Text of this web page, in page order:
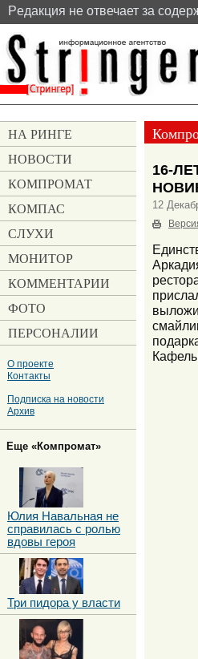
Pедакция не отвечает за
16-
12
НА РИНГЕ
НОВОСТИ
КОМПРОМАТ
КОМПАС
СЛУХИ
МОНИТОР
КОММЕНТАРИИ
ФОТО
ПЕРСОНАЛИИ
О проекте
Контакты
Подписка на новости
Архив
Еще «Компромат»
Юлия Навальная не
справилась с ролью
вдовы героя
Три пидора у власти